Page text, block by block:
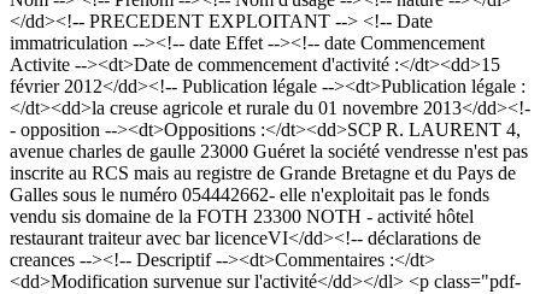
</dd><!-- PRECEDENT EXPLOITANT --> <!-- Date
immatriculation --><!-- date Effet --><!-- date Commencement
Activite --><dt>Date de commencement d'activité :</dt><dd>15
février 2012</dd><!-- Publication légale --><dt>Publication légale :
</dt><dd>la creuse agricole et rurale du 01 novembre 2013</dd><!-
- opposition --><dt>Oppositions :</dt><dd>SCP R. LAURENT 4,
avenue charles de gaulle 23000 Guéret la société vendresse n'est pas
inscrite au RCS mais au registre de Grande Bretagne et du Pays de
Galles sous le numéro 054442662- elle n'exploitait pas le fonds
vendu sis domaine de la FOTH 23300 NOTH - activité hôtel
restaurant traiteur avec bar licenceVI</dd><!-- déclarations de
creances --><!-- Descriptif --><dt>Commentaires :</dt>
<dd>Modification survenue sur l'activité</dd></dl> <p class="pdf-